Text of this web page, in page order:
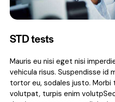
STD tests
Mauris eu nisi eget nisi
vehicula risus. Suspendisse id
tortor eu, sodales justo.
volutpat, turpis enim